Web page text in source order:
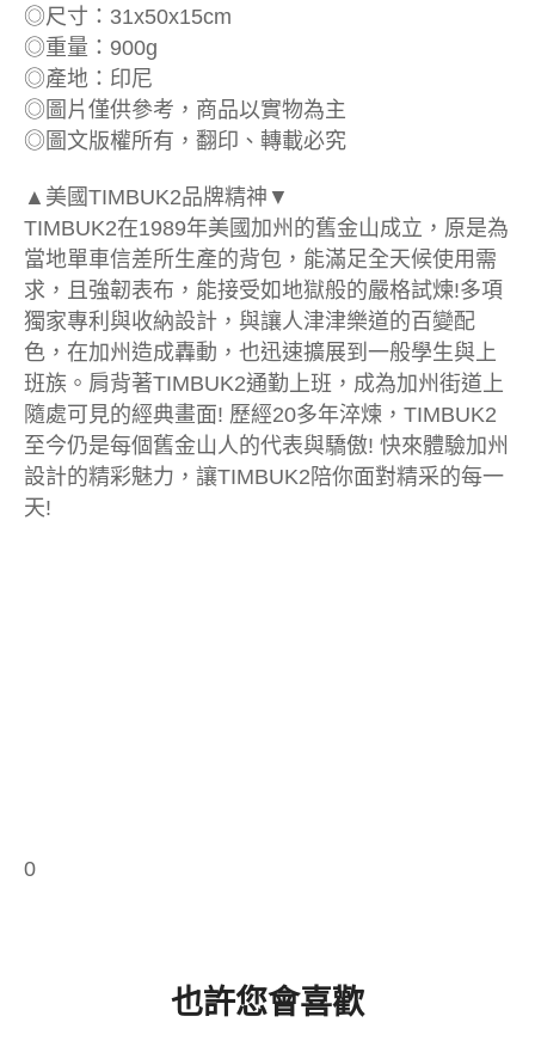
◎尺寸：31x50x15cm
◎重量：900g
◎產地：印尼
◎圖片僅供參考，商品以實物為主
◎圖文版權所有，翻印、轉載必究
▲美國TIMBUK2品牌精神▼
TIMBUK2在1989年美國加州的舊金山成立，原是為
當地單車信差所生產的背包，能滿足全天候使用需
求，且強韌表布，能接受如地獄般的嚴格試煉!多項
獨家專利與收納設計，與讓人津津樂道的百變配
色，在加州造成轟動，也迅速擴展到一般學生與上
班族。肩背著TIMBUK2通勤上班，成為加州街道上
隨處可見的經典畫面! 歷經20多年淬煉，TIMBUK2
至今仍是每個舊金山人的代表與驕傲! 快來體驗加州
設計的精彩魅力，讓TIMBUK2陪你面對精采的每一
天!
0
也許您會喜歡